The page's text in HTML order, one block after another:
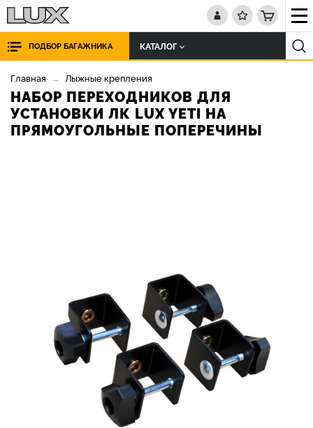
ПОДБОР БАГАЖНИКА КАТАЛОГ
Главная Лыжные крепления
НАБОР ПЕРЕХОДНИКОВ ДЛЯ
УСТАНОВКИ ЛК LUX YETI НА
ПРЯМОУГОЛЬНЫЕ ПОПЕРЕЧИНЫ